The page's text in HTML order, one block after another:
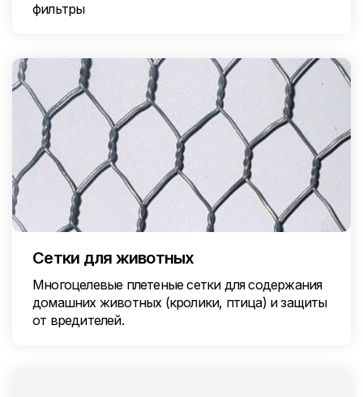
фильтры
Сетки для животных
Многоцелевые плетеные сетки для содержания
домашних животных (кролики, птица) и защиты
от вредителей.